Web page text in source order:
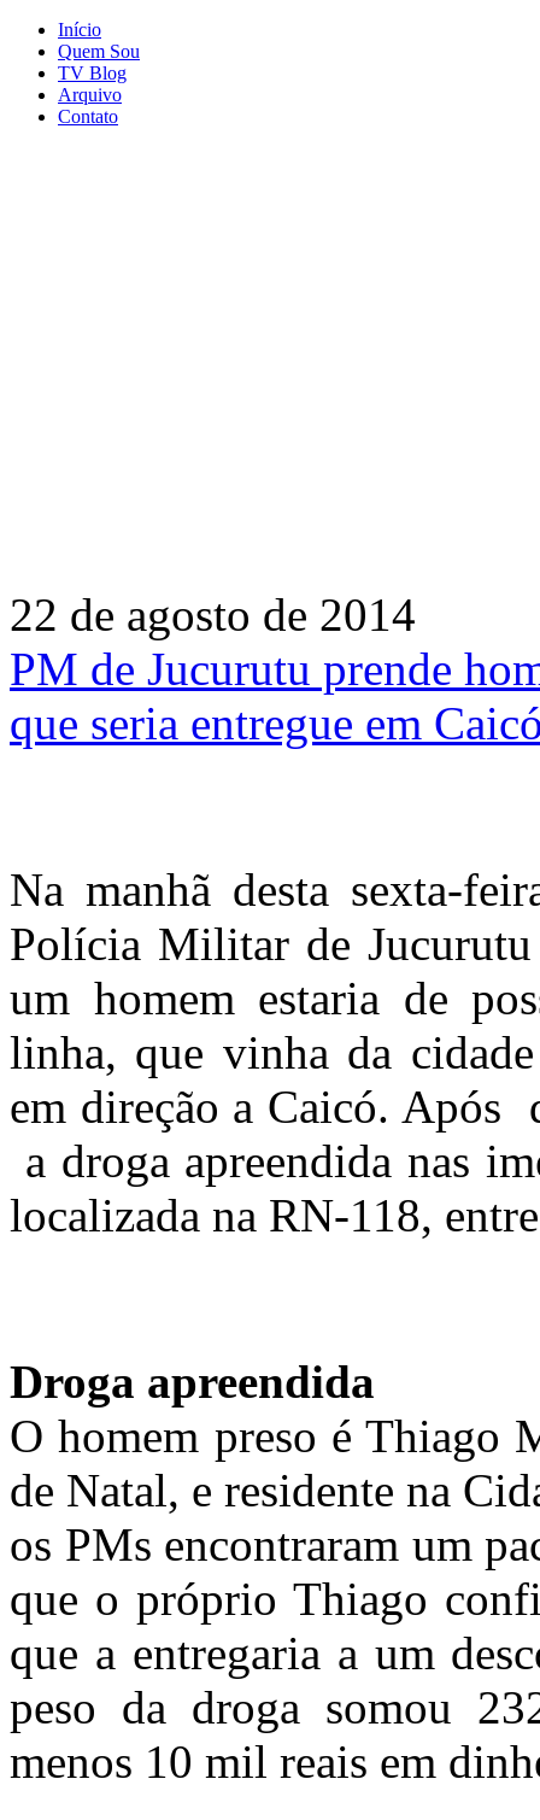
Início
Quem Sou
TV Blog
Arquivo
Contato
22 de agosto de 2014
PM de Jucurutu prende
que seria entregue em
Na manhã desta sexta-
Polícia Militar de Jucurutu
um homem estaria de
linha, que vinha da
em direção a Caicó. Após
a droga apreendida nas
localizada na RN-118,
Droga apreendida
O homem preso é Thiago
de Natal, e residente na
os PMs encontraram um
que o próprio Thiago
que a entregaria a um
peso da droga somou
menos 10 mil reais em